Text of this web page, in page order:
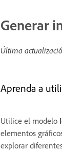
Generar
Última
Aprenda a
Utilice el modelo
elementos
explorar